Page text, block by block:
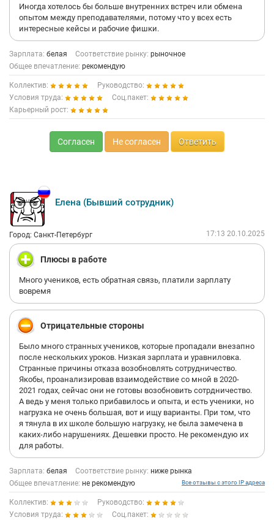
Иногда хотелось бы больше внутренних встреч или обмена
опытом между преподавателями, потому что у всех есть
интересные кейсы и рабочие фишки.
Зарплата: белая Соответствие рынку: рыночное
Общее впечатление: рекомендую
Коллектив:
Руководство:
Условия труда:
Соц.пакет:
Карьерный рост:
Согласен Не согласен Ответить
Елена (Бывший сотрудник)
Город: Санкт-Петербург 17:13 20.10.2025
Плюсы в работе
Много учеников, есть обратная связь, платили зарплату
вовремя
Отрицательные стороны
Было много странных учеников, которые пропадали внезапно
после нескольких уроков. Низкая зарплата и уравниловка.
Странные причины отказа возобновлять сотрудничество.
Якобы, проанализировав взаимодействие со мной в 2020-
2021 годах, сейчас они не готовы возобновить сотрдничество.
А ведь у меня только прибавилось и опыта, и есть ученики, но
нагрузка не очень большая, вот и ищу варианты. При том, что
я тянула в их школе большую нагрузку, не была замечена в
каких-либо нарушениях. Дешевки просто. Не рекомендую их
для работы.
Зарплата: белая Соответствие рынку: ниже рынка
Общее впечатление: не рекомендую Все отзывы с этого IP адреса
Коллектив:
Руководство:
Условия труда:
Соц.пакет: